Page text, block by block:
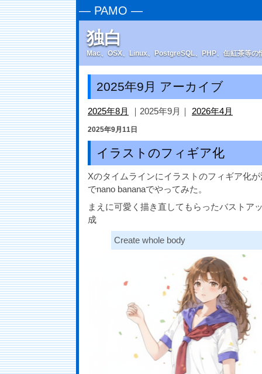
— PAMO —
独白
Mac、OSX、Linux、PostgreSQL、PHP、缶紅茶等の
2025年9月 アーカイブ
2025年8月 ｜2025年9月｜ 2026年4月
2025年9月11日
イラストのフィギア化
Xのタイムラインにイラストのフィギア化
でnano bananaでやってみた。
まえに可愛く描き直してもらったバストア
成
Create whole body